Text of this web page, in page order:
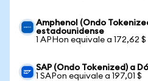
Amphenol (Ondo
estadounidense
1 APHon equivale a 172,62 $
SAP (Ondo Tokenized) a
1 SAPon equivale a 197,01 $